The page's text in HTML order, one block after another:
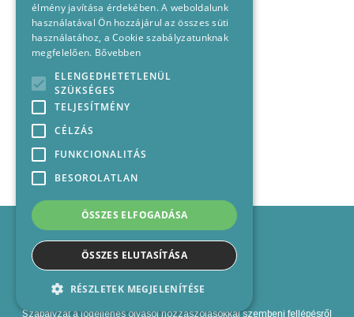
Impresszum
Médiajánlat
Felhasználási feltételek
Kapcsolat
Szabályzat a jogellenes olvasói hozzászólásokkal szembeni fellépésről
élmény javítása érdekében. A weboldalunk
használatával Ön hozzájárul az összes süti
használatához, a Cookie szabályzatunknak
megfelelően. Bővebben
ELENGEDHETETLENÜL
SZÜKSÉGES
TELJESÍTMÉNY
CÉLZÁS
FUNKCIONALITÁS
BESOROLATLAN
ÖSSZES ELFOGADÁSA
ÖSSZES ELUTASÍTÁSA
RÉSZLETEK MEGJELENÍTÉSE